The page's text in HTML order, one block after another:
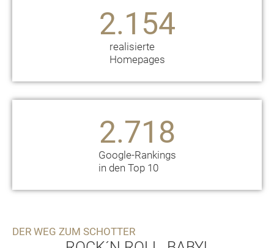
realisierte
Homepages
2.154
Google-Rankings
in den Top 10
2.718
DER WEG ZUM SCHOTTER